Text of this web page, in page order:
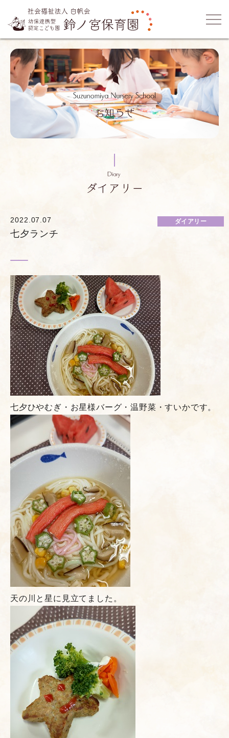
2022.07.07
七夕ランチ
ダイアリー
七夕ひやむぎ・お星様バーグ・温野菜・すいかです。
天の川と星に見立てました。